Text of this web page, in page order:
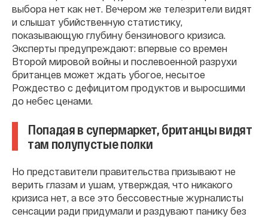
выбора нет как нет. Вечером же телезрители видят
и слышат убийственную статистику,
показывающую глубину бензинового кризиса.
Эксперты предупреждают: впервые со времен
Второй мировой войны и послевоенной разрухи
британцев может ждать убогое, несытое
Рождество с дефицитом продуктов и выросшими
до небес ценами.
Попадая в супермаркет, британцы видят
там полупустые полки
Но представители правительства призывают не
верить глазам и ушам, утверждая, что никакого
кризиса нет, а все это бессовестные журналисты
сенсации ради придумали и раздувают панику без